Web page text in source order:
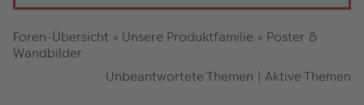
Foren-Übersicht » Unsere Produktfamilie » Poster &
Wandbilder
Unbeantwortete Themen | Aktive Themen